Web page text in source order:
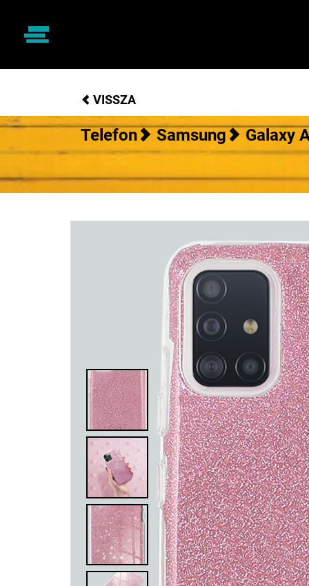
VISSZA
Telefon Samsung Galaxy